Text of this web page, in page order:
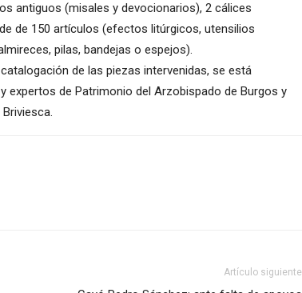
antiguos (misales y devocionarios), 2 cálices
de 150 artículos (efectos litúrgicos, utensilios
pilas, bandejas o espejos).
de las piezas intervenidas, se está
expertos de Patrimonio del Arzobispado de Burgos y
Artículo siguiente